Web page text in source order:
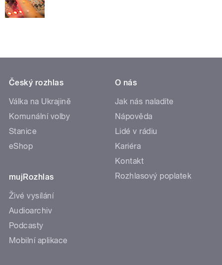
Český rozhlas
Válka na Ukrajině
Komunální volby
Stanice
eShop
mujRozhlas
Živé vysílání
Audioarchiv
Podcasty
Mobilní aplikace
O nás
Jak nás naladíte
Nápověda
Lidé v rádiu
Kariéra
Kontakt
Rozhlasový poplatek